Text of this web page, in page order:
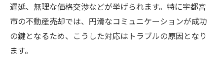
遅延、無理な価格交渉などが挙げられます。特に宇都宮
市の不動産売却では、円滑なコミュニケーションが成功
の鍵となるため、こうした対応はトラブルの原因となり
ます。